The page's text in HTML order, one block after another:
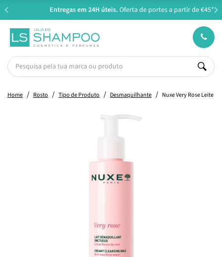
Entregas em 24H úteis.Oferta de portes a partir de €45*
Home Rosto Tipo de Produto Desmaquilhante Nuxe Very Rose Leite